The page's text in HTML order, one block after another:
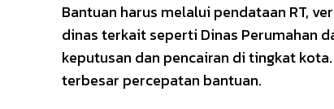
Bantuan harus melalui pendataan RT,
dinas terkait seperti Dinas Perumahan
keputusan dan pencairan di tingkat
terbesar percepatan bantuan.